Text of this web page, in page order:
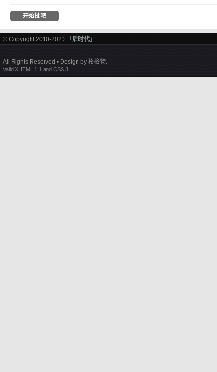
© Copyright 2010-2020 「 后时代 」
All Rights Reserved • Design by 格格物.
Valid XHTML 1.1 and CSS 3.